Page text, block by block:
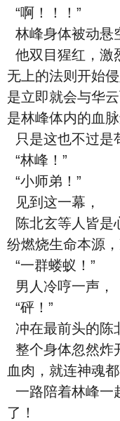
“啊！！！”
林峰身体被动悬
他双目猩红，激
无上的法则开始
是立即就会与华
是林峰体内的血脉
只是这也不过是
“林峰！”
“小师弟！”
见到这一幕，
陈北玄等人皆是
纷燃烧生命本源
“一群蝼蚁！”
男人冷哼一声，
“砰！”
冲在最前头的陈
整个身体忽然炸
血肉，就连神魂都
一路陪着林峰一
了！